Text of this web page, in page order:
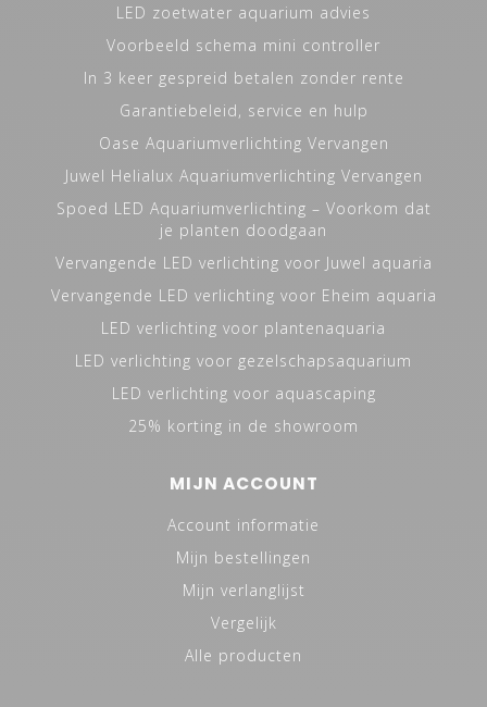
LED zoetwater aquarium advies
Voorbeeld schema mini controller
In 3 keer gespreid betalen zonder rente
Garantiebeleid, service en hulp
Oase Aquariumverlichting Vervangen
Juwel Helialux Aquariumverlichting Vervangen
Spoed LED Aquariumverlichting – Voorkom dat
je planten doodgaan
Vervangende LED verlichting voor Juwel aquaria
Vervangende LED verlichting voor Eheim aquaria
LED verlichting voor plantenaquaria
LED verlichting voor gezelschapsaquarium
LED verlichting voor aquascaping
25% korting in de showroom
MIJN ACCOUNT
Account informatie
Mijn bestellingen
Mijn verlanglijst
Vergelijk
Alle producten